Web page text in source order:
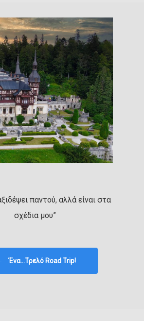
παντού, αλλά είναι στα
σχέδια μου”
Ένα...Τρελό Road Trip!